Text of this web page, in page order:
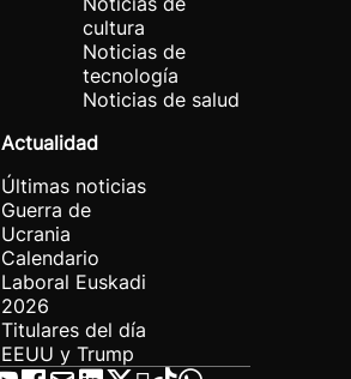
cultura
Noticias de
tecnología
Noticias de salud
Actualidad
Últimas noticias
Guerra de
Ucrania
Calendario
Laboral Euskadi
2026
Titulares del día
EEUU y Trump